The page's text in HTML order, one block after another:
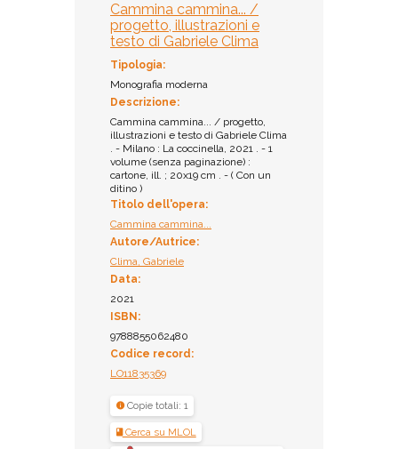
Cammina cammina... /
progetto, illustrazioni e
testo di Gabriele Clima
Tipologia:
Monografia moderna
Descrizione:
Cammina cammina... / progetto,
illustrazioni e testo di Gabriele Clima
. - Milano : La coccinella, 2021 . - 1
volume (senza paginazione) :
cartone, ill. ; 20x19 cm . - ( Con un
ditino )
Titolo dell'opera:
Cammina cammina...
Autore/Autrice:
Clima, Gabriele
Data:
2021
ISBN:
9788855062480
Codice record:
LO11835369
Copie totali: 1
Cerca su MLOL